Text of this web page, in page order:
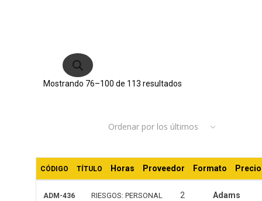
productos
Mostrando 76–100 de 113 resultados
últimos
Ordenar por los últimos
CÓDIGO TÍTULO Horas Proveedor Formato Precio
ADM-436
RIESGOS: PERSONAL
2 Adams